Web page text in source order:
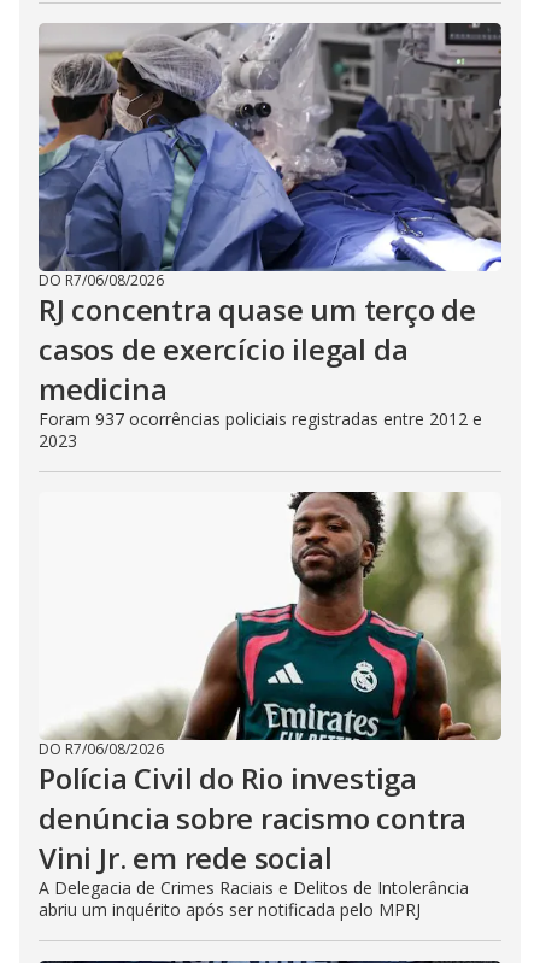
DO R7/06/08/2026
RJ concentra quase um terço de
casos de exercício ilegal da
medicina
Foram 937 ocorrências policiais registradas entre 2012 e
2023
DO R7/06/08/2026
Polícia Civil do Rio investiga
denúncia sobre racismo contra
Vini Jr. em rede social
A Delegacia de Crimes Raciais e Delitos de Intolerância
abriu um inquérito após ser notificada pelo MPRJ